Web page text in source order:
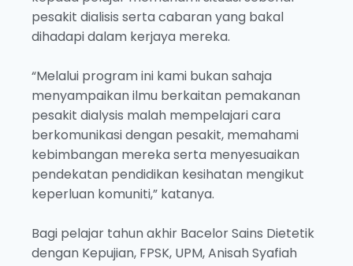
pesakit dialisis serta cabaran yang bakal
dihadapi dalam kerjaya mereka.
“Melalui program ini kami bukan sahaja
menyampaikan ilmu berkaitan pemakanan
pesakit dialysis malah mempelajari cara
berkomunikasi dengan pesakit, memahami
kebimbangan mereka serta menyesuaikan
pendekatan pendidikan kesihatan mengikut
keperluan komuniti,” katanya.
Bagi pelajar tahun akhir Bacelor Sains Dietetik
dengan Kepujian, FPSK, UPM, Anisah Syafiah